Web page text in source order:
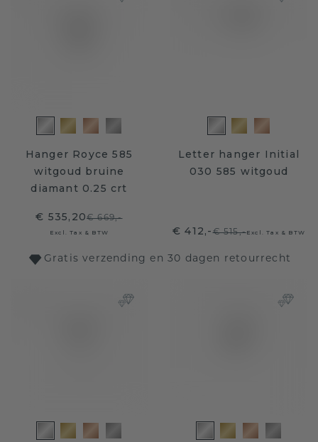
Hanger Royce 585
witgoud bruine
diamant 0.25 crt
€ 535,20€ 669,-
Excl. Tax & BTW
Letter hanger Initial
030 585 witgoud
€ 412,-€ 515,-Excl. Tax & BTW
Gratis verzending en 30 dagen retourrecht